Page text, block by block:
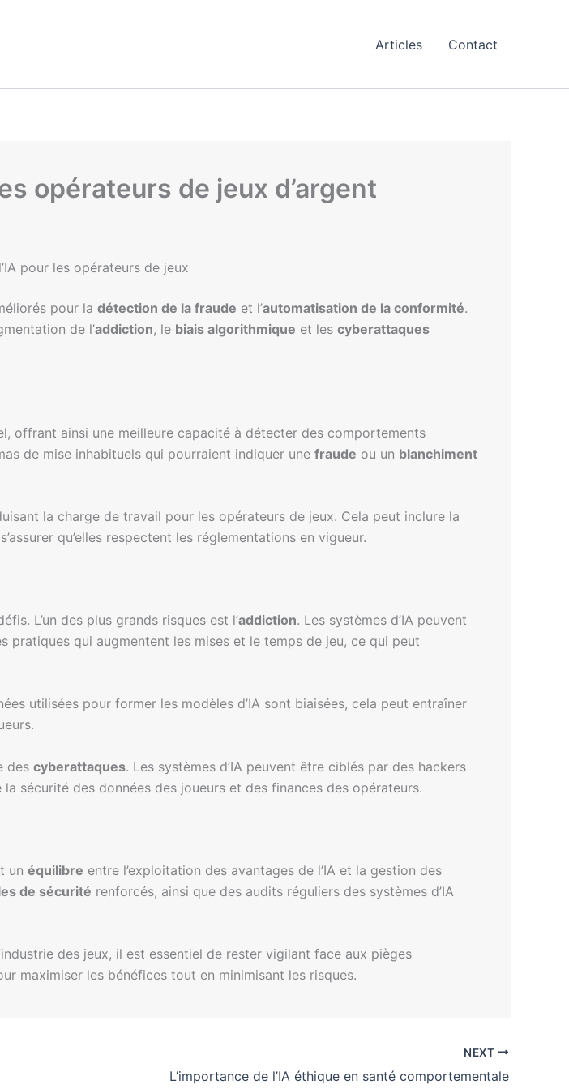
Articles Contact
opérateurs de jeux d’argent
pour les opérateurs de jeux
pour la détection de la fraude et l’automatisation de la conformité.
de l’addiction, le biais algorithmique et les cyberattaques
offrant ainsi une meilleure capacité à détecter des comportements
de mise inhabituels qui pourraient indiquer une fraude ou un blanchiment
la charge de travail pour les opérateurs de jeux. Cela peut inclure la
qu’elles respectent les réglementations en vigueur.
L’un des plus grands risques est l’addiction. Les systèmes d’IA peuvent
qui augmentent les mises et le temps de jeu, ce qui peut
utilisées pour former les modèles d’IA sont biaisées, cela peut entraîner
des cyberattaques. Les systèmes d’IA peuvent être ciblés par des hackers
sécurité des données des joueurs et des finances des opérateurs.
un équilibre entre l’exploitation des avantages de l’IA et la gestion des
de sécurité renforcés, ainsi que des audits réguliers des systèmes d’IA
des jeux, il est essentiel de rester vigilant face aux pièges
maximiser les bénéfices tout en minimisant les risques.
NEXT
L’importance de l’IA éthique en santé comportementale